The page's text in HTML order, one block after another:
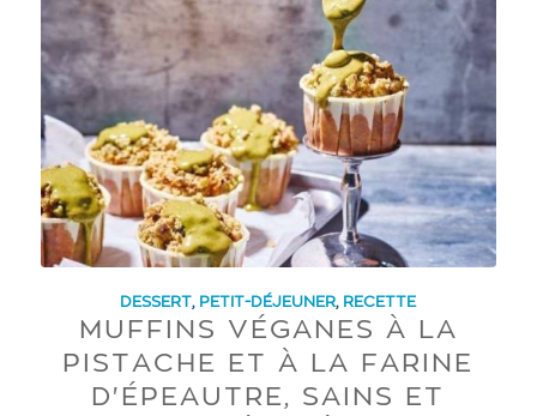
DESSERT, PETIT-DÉJEUNER, RECETTE
MUFFINS VÉGANES À LA
PISTACHE ET À LA FARINE
D'ÉPEAUTRE, SAINS ET